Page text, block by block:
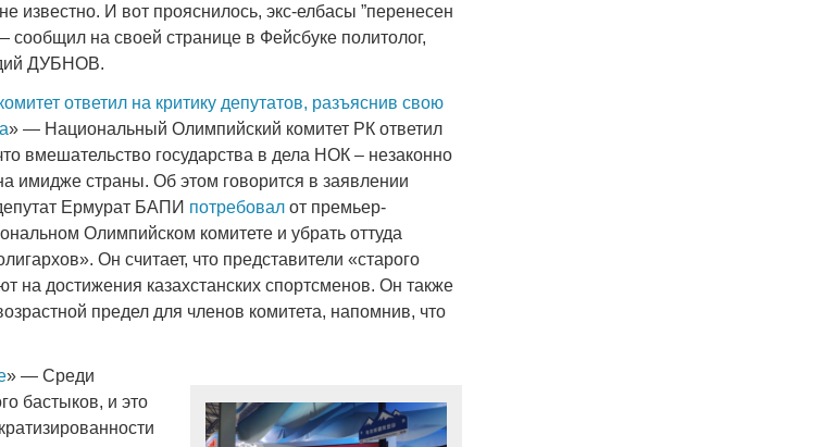
известно. И вот прояснилось, экс-елбасы ”перенесен
на своей странице в Фейсбуке политолог,
ДУБНОВ.
ответил на критику депутатов, разъяснив свою
» — Национальный Олимпийский комитет РК ответил
вмешательство государства в дела НОК – незаконно
имидже страны. Об этом говорится в заявлении
Ермурат БАПИ потребовал от премьер-
Олимпийском комитете и убрать оттуда
Он считает, что представители «старого
на достижения казахстанских спортсменов. Он также
предел для членов комитета, напомнив, что
» — Среди
бастыков, и это